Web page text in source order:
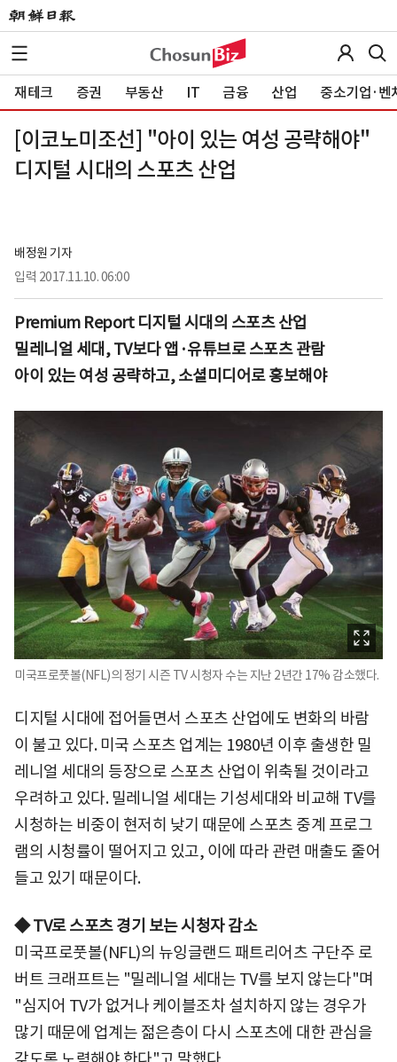
재테크 증권 부동산 IT 금융 산업 중소기업·벤
[이코노미조선] "아이 있는 여성 공략해야"
디지털 시대의 스포츠 산업
배정원 기자
입력 2017.11.10. 06:00
Premium Report 디지털 시대의 스포츠 산업
밀레니얼 세대, TV보다 앱·유튜브로 스포츠 관람
아이 있는 여성 공략하고, 소셜미디어로 홍보해야
미국프로풋볼(NFL)의 정기 시즌 TV 시청자 수는 지난 2년간 17% 감소했다.
디지털 시대에 접어들면서 스포츠 산업에도 변화의 바람
이 불고 있다. 미국 스포츠 업계는 1980년 이후 출생한 밀
레니얼 세대의 등장으로 스포츠 산업이 위축될 것이라고
우려하고 있다. 밀레니얼 세대는 기성세대와 비교해 TV를
시청하는 비중이 현저히 낮기 때문에 스포츠 중계 프로그
램의 시청률이 떨어지고 있고, 이에 따라 관련 매출도 줄어
들고 있기 때문이다.
◆ TV로 스포츠 경기 보는 시청자 감소
미국프로풋볼(NFL)의 뉴잉글랜드 패트리어츠 구단주 로
버트 크래프트는 "밀레니얼 세대는 TV를 보지 않는다"며
"심지어 TV가 없거나 케이블조차 설치하지 않는 경우가
많기 때문에 업계는 젊은층이 다시 스포츠에 대한 관심을